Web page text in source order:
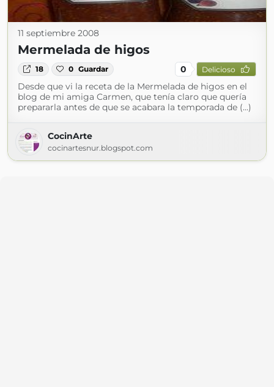
11 septiembre 2008
Mermelada de higos
18 0 Guardar 0 Delicioso
Desde que vi la receta de la Mermelada de higos en el
blog de mi amiga Carmen, que tenía claro que quería
prepararla antes de que se acabara la temporada de (...)
CocinArte
cocinartesnur.blogspot.com